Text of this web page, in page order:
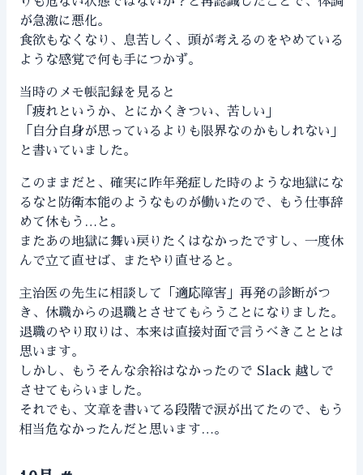
が急激に悪化。
食欲もなくなり、息苦しく、頭が考えるのをやめている
ような感覚で何も手につかず。
当時のメモ帳記録を見ると
「疲れというか、とにかくきつい、苦しい」
「自分自身が思っているよりも限界なのかもしれない」
と書いていました。
このままだと、確実に昨年発症した時のような地獄にな
るなと防衛本能のようなものが働いたので、もう仕事辞
めて休もう…と。
またあの地獄に舞い戻りたくはなかったですし、一度休
んで立て直せば、またやり直せると。
主治医の先生に相談して「適応障害」再発の診断がつ
き、休職からの退職とさせてもらうことになりました。
退職のやり取りは、本来は直接対面で言うべきこととは
思います。
しかし、もうそんな余裕はなかったので Slack 越しで
させてもらいました。
それでも、文章を書いてる段階で涙が出てたので、もう
相当危なかったんだと思います…。